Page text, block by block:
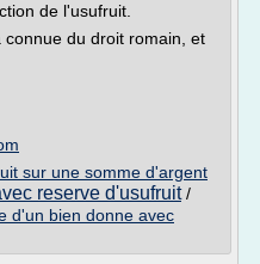
de l'usufruit.
du droit romain, et
sur une somme d'argent
reserve d'usufruit/
d'un bien donne avec